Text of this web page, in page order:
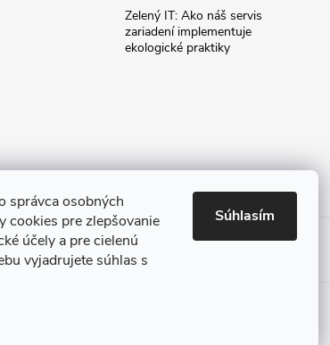
správca osobných
cookies pre zlepšovanie
účely a pre cielenú
vyjadrujete súhlas s
Súhlasím
Zelený IT: Ako náš servis
zariadení implementuje
ekologické praktiky